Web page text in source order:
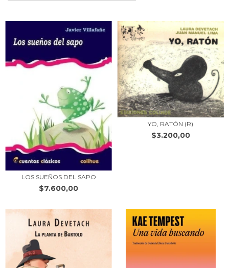
LOS SUEÑOS DEL SAPO
$7.600,00
YO, RATÓN (R)
$3.200,00